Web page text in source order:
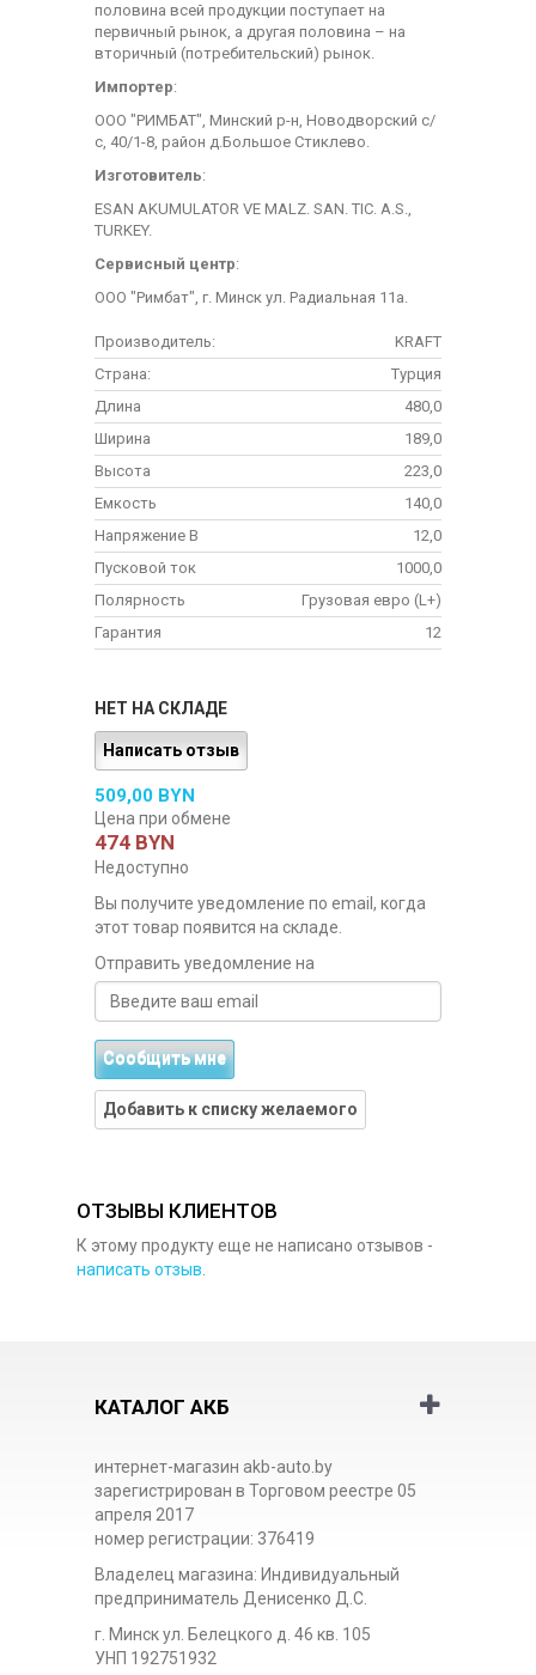
половина всей продукции поступает на
первичный рынок, а другая половина – на
вторичный (потребительский) рынок.
Импортер:
ООО "РИМБАТ", Минский р-н, Новодворский с/
с, 40/1-8, район д.Большое Стиклево.
Изготовитель:
ESAN AKUMULATOR VE MALZ. SAN. TIC. A.S.,
TURKEY.
Сервисный центр:
ООО "Римбат", г. Минск ул. Радиальная 11а.
Производитель:
KRAFT
Страна:
Турция
Длина
480,0
Ширина
189,0
Высота
223,0
Емкость
140,0
Напряжение В
12,0
Пусковой ток
1000,0
Полярность
Грузовая евро (L+)
Гарантия
12
НЕТ НА СКЛАДЕ
Написать отзыв
509,00 BYN
Цена при обмене
474 BYN
Недоступно
Вы получите уведомление по email, когда
этот товар появится на складе.
Отправить уведомление на
Сообщить мне
Добавить к списку желаемого
ОТЗЫВЫ КЛИЕНТОВ
К этому продукту еще не написано отзывов -
написать отзыв.
КАТАЛОГ АКБ
интернет-магазин akb-auto.by
зарегистрирован в Торговом реестре 05
апреля 2017
номер регистрации: 376419
Владелец магазина: Индивидуальный
предприниматель Денисенко Д.С.
г. Минск ул. Белецкого д. 46 кв. 105
УНП 192751932